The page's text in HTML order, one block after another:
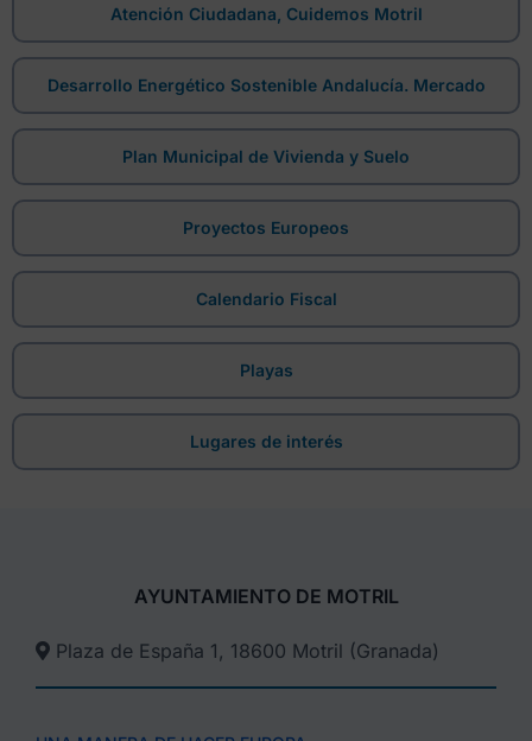
Atención Ciudadana, Cuidemos Motril
Desarrollo Energético Sostenible Andalucía. Mercado
Plan Municipal de Vivienda y Suelo
Proyectos Europeos
Calendario Fiscal
Playas
Lugares de interés
AYUNTAMIENTO DE MOTRIL
Plaza de España 1, 18600 Motril (Granada)​